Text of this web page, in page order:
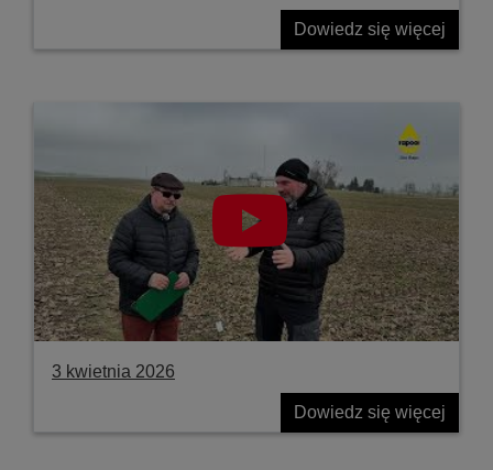
Dowiedz się więcej
3 kwietnia 2026
Dowiedz się więcej